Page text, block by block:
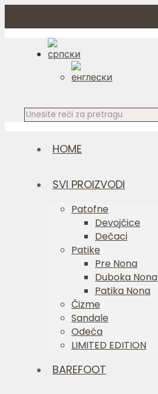
HOME
SVI PROIZVODI
Patofne
Devojčice
Dečaci
Patike
Pre Nona
Duboka Nona
Patika Nona
Čizme
Sandale
Odeća
LIMITED EDITION
BAREFOOT